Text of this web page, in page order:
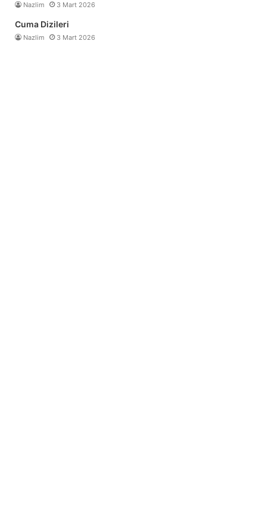
Nazlim 3 Mart 2026
Cuma Dizileri
Nazlim 3 Mart 2026